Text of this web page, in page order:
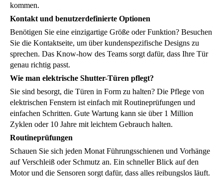
kommen.
Kontakt und benutzerdefinierte Optionen
Benötigen Sie eine einzigartige Größe oder Funktion? Besuchen
Sie die Kontaktseite, um über kundenspezifische Designs zu
sprechen. Das Know-how des Teams sorgt dafür, dass Ihre Tür
genau richtig passt.
Wie man elektrische Shutter-Türen pflegt?
Sie sind besorgt, die Türen in Form zu halten? Die Pflege von
elektrischen Fenstern ist einfach mit Routineprüfungen und
einfachen Schritten. Gute Wartung kann sie über 1 Million
Zyklen oder 10 Jahre mit leichtem Gebrauch halten.
Routineprüfungen
Schauen Sie sich jeden Monat Führungsschienen und Vorhänge
auf Verschleiß oder Schmutz an. Ein schneller Blick auf den
Motor und die Sensoren sorgt dafür, dass alles reibungslos läuft.